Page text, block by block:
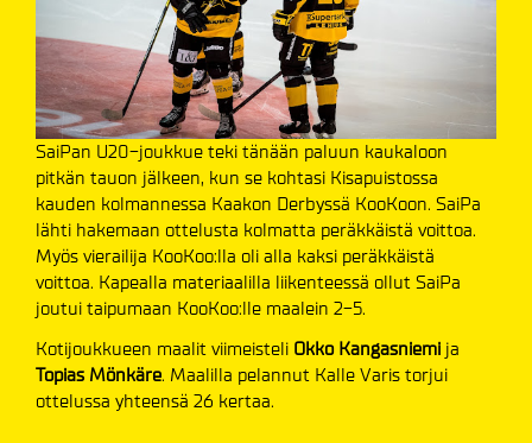
SaiPan U20-joukkue teki tänään paluun kaukaloon
pitkän tauon jälkeen, kun se kohtasi Kisapuistossa
kauden kolmannessa Kaakon Derbyssä KooKoon. SaiPa
lähti hakemaan ottelusta kolmatta peräkkäistä voittoa.
Myös vierailija KooKoo:lla oli alla kaksi peräkkäistä
voittoa. Kapealla materiaalilla liikenteessä ollut SaiPa
joutui taipumaan KooKoo:lle maalein 2-5.
Kotijoukkueen maalit viimeisteli Okko Kangasniemi ja
Topias Mönkäre. Maalilla pelannut Kalle Varis torjui
ottelussa yhteensä 26 kertaa.